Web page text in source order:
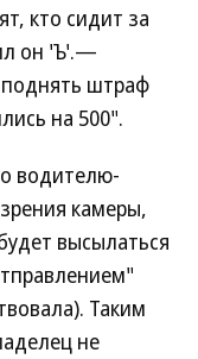
кто сидит за
он 'Ъ'.—
штраф
на 500".
водителю-
камеры,
высылаться
Таким
не